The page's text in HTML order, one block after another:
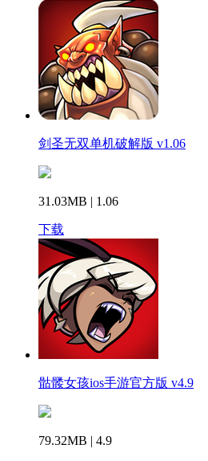
剑圣无双单机破解版 v1.06
31.03MB | 1.06
下载
骷髅女孩ios手游官方版 v4.9
79.32MB | 4.9